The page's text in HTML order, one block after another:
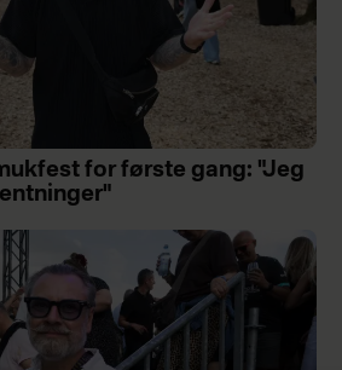
for første gang: "Jeg